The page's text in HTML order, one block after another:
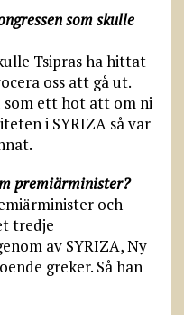
som skulle
Tsipras ha hittat
oss att gå ut.
som ett hot att om ni
i SYRIZA så var
premiärminister?
och
tredje
av SYRIZA, Ny
greker. Så han